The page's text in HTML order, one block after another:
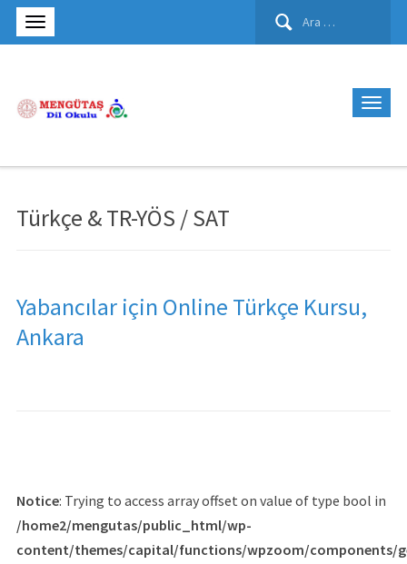
Arama:
Türkçe & TR-YÖS / SAT
Yabancılar için Online Türkçe Kursu,
Ankara
Notice: Trying to access array offset on value of type bool in
/home2/mengutas/public_html/wp-
content/themes/capital/functions/wpzoom/components/